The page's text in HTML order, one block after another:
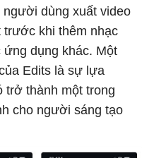
dùng xuất video
trước khi thêm nhạc
ứng dụng khác. Một
Edits là sự lựa
trở thành một trong
cho người sáng tạo